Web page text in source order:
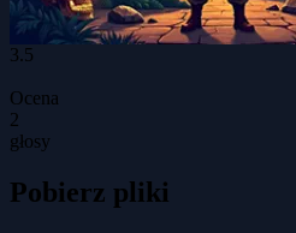
3.5
Ocena
2
głosy
Pobierz pliki